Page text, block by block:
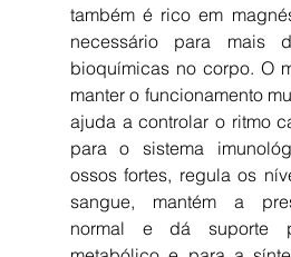
também é rico em
necessário para mais
bioquímicas no corpo. O
manter o funcionamento
ajuda a controlar o ritmo
para o sistema
ossos fortes, regula os
sangue, mantém a
normal e dá suporte